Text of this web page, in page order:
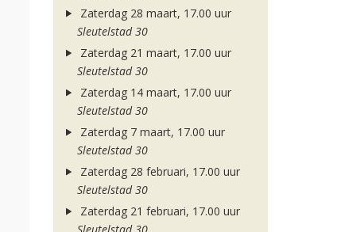
Zaterdag 28 maart, 17.00 uur
Sleutelstad 30
Zaterdag 21 maart, 17.00 uur
Sleutelstad 30
Zaterdag 14 maart, 17.00 uur
Sleutelstad 30
Zaterdag 7 maart, 17.00 uur
Sleutelstad 30
Zaterdag 28 februari, 17.00 uur
Sleutelstad 30
Zaterdag 21 februari, 17.00 uur